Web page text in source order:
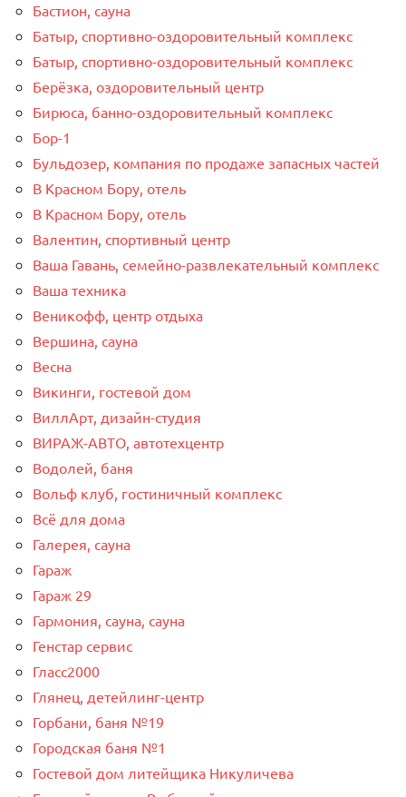
Бастион, сауна
Батыр, спортивно-оздоровительный комплекс
Батыр, спортивно-оздоровительный комплекс
Берёзка, оздоровительный центр
Бирюса, банно-оздоровительный комплекс
Бор-1
Бульдозер, компания по продаже запасных частей
В Красном Бору, отель
В Красном Бору, отель
Валентин, спортивный центр
Ваша Гавань, семейно-развлекательный комплекс
Ваша техника
Веникофф, центр отдыха
Вершина, сауна
Весна
Викинги, гостевой дом
ВиллАрт, дизайн-студия
ВИРАЖ-АВТО, автотехцентр
Водолей, баня
Вольф клуб, гостиничный комплекс
Всё для дома
Галерея, сауна
Гараж
Гараж 29
Гармония, сауна, сауна
Генстар сервис
Гласс2000
Глянец, детейлинг-центр
Горбани, баня №19
Городская баня №1
Гостевой дом литейщика Никуличева